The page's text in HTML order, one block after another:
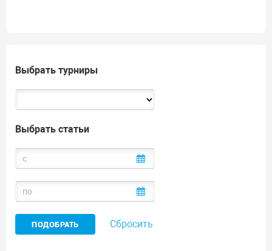
Выбрать турниры
Выбрать статьи
Сбросить